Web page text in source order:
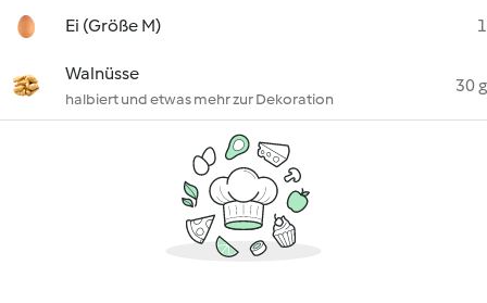
Ei (Größe M) 1
Walnüsse
halbiert und etwas mehr zur Dekoration
30 g